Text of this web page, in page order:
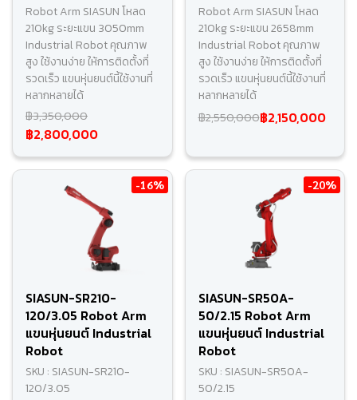
Robot Arm SIASUN โหลด
210kg ระยะแขน 3050mm
Industrial Robot คุณภาพ
สูง ใช้งานง่าย ให้การติดตั้งที่
รวดเร็ว แขนหุ่นยนต์นี้ใช้งานที่
หลากหลายได้
฿3,350,000
฿2,800,000
Robot Arm SIASUN โหลด
210kg ระยะแขน 2658mm
Industrial Robot คุณภาพ
สูง ใช้งานง่าย ให้การติดตั้งที่
รวดเร็ว แขนหุ่นยนต์นี้ใช้งานที่
หลากหลายได้
฿2,550,000฿2,150,000
-16%
SIASUN-SR210-
120/3.05 Robot Arm
แขนหุ่นยนต์ Industrial
Robot
SKU : SIASUN-SR210-
120/3.05
-20%
SIASUN-SR50A-
50/2.15 Robot Arm
แขนหุ่นยนต์ Industrial
Robot
SKU : SIASUN-SR50A-
50/2.15